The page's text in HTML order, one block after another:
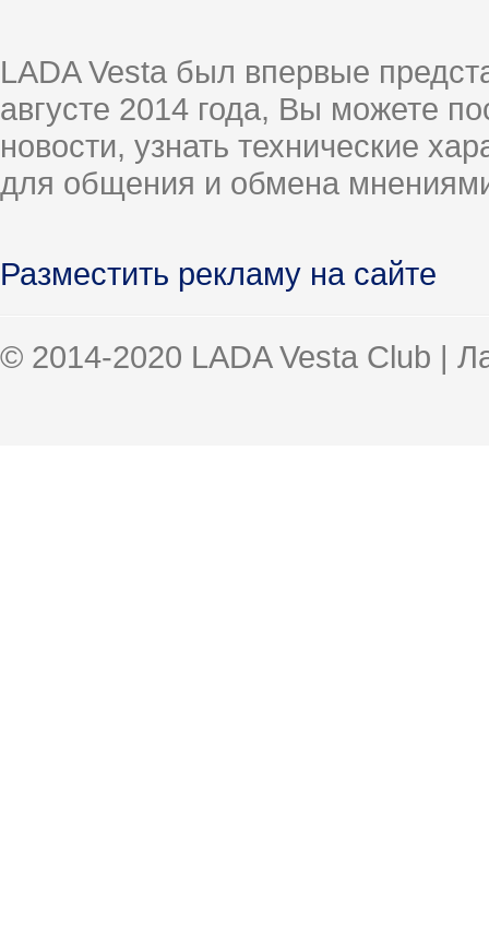
LADA Vesta был впервые
августе 2014 года, Вы можете
новости, узнать технические
для общения и обмена
Разместить рекламу на сайте
© 2014-2020 LADA Vesta Club |